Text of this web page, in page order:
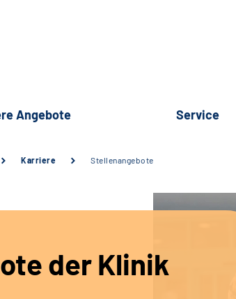
Angebote Service
Karriere Stellenangebote
der Klinik